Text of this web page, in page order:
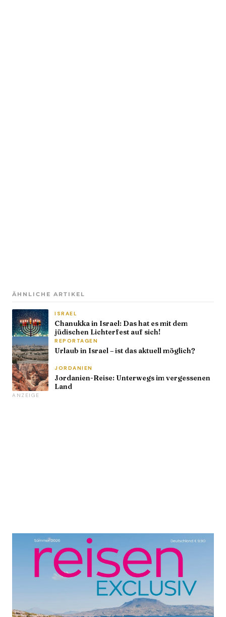
ÄHNLICHE ARTIKEL
ISRAEL
Chanukka in Israel: Das hat es mit dem
jüdischen Lichterfest auf sich!
REPORTAGEN
Urlaub in Israel – ist das aktuell möglich?
JORDANIEN
Jordanien-Reise: Unterwegs im vergessenen
Land
ANZEIGE